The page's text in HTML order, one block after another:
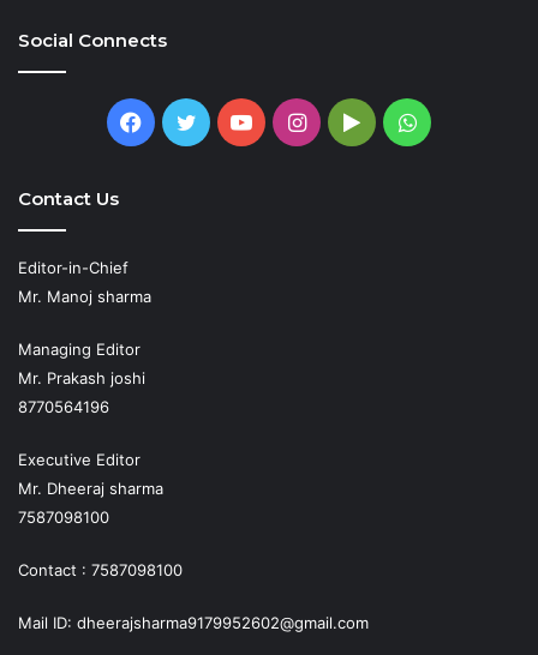
Social Connects
Facebook
TwitterYouTubeInstagram
GoogleWhatsApp
Contact Us
Editor-in-Chief
Mr. Manoj sharma
Managing Editor
Mr. Prakash joshi
8770564196
Executive Editor
Mr. Dheeraj sharma
7587098100
Contact : 7587098100
Mail ID: dheerajsharma9179952602@gmail.com